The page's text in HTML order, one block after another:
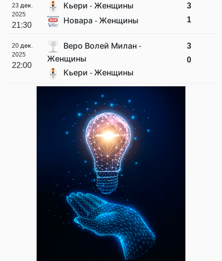
23 дек.
2025
21:30
Кьери - Женщины
Новара - Женщины
3
1
20 дек.
2025
22:00
Веро Волей Милан -
Женщины
Кьери - Женщины
3
0